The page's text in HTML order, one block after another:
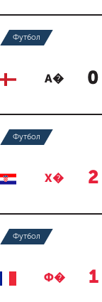
Футбол
А� 0
Футбол
Х� 2
Футбол
Ф� 1